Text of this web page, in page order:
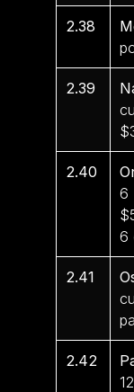
2.38
2.39
2.40
6
6
2.41
2.42